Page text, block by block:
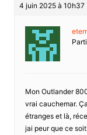
4 juin 2025 à 10h37
Mon Outlander
vrai cauchemar.
étranges et là,
jai peur que ce